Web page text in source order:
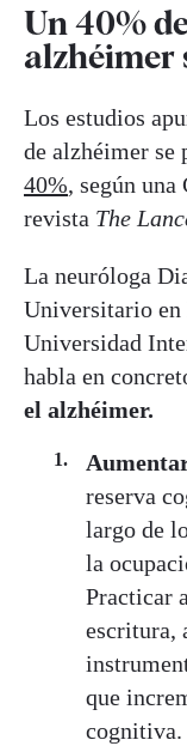
Un 40%
alzhéimer
Los estudios
de alzhéimer se
40%, según
revista The
La neuróloga
Universitario
Universidad
habla en
el alzhéimer.
reserva
largo de
la
Practicar
escritura,
que
cognitiva.